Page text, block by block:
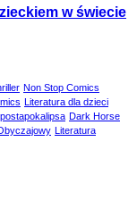
w świecie
Non Stop Comics
Literatura dla dzieci
postapokalipsa Dark Horse
Literatura